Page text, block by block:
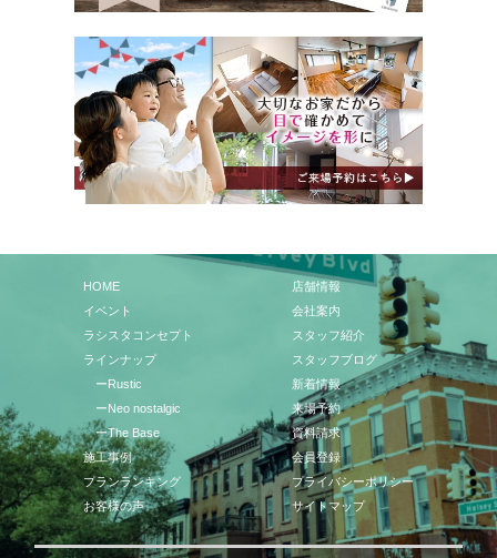
HOME
イベント
ラシスタコンセプト
ラインナップ
ーRustic
ーNeo nostalgic
ーThe Base
施工事例
プランランキング
お客様の声
店舗情報
会社案内
スタッフ紹介
スタッフブログ
新着情報
来場予約
資料請求
会員登録
プライバシーポリシー
サイトマップ